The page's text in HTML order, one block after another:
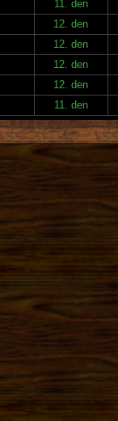
11. den
12. den
12. den
12. den
12. den
11. den